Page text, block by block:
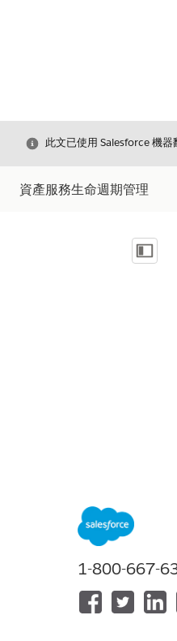
結束
此文已使用 Salesforce 機
資產服務生命週期管理
顯示目
1-800-667-